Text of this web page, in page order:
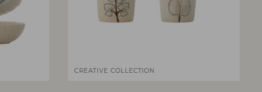
CREATIVE COLLECTION